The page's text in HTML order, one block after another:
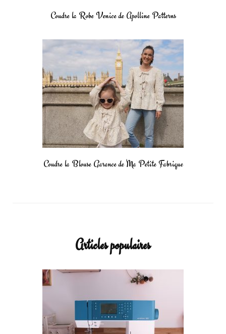
Coudre la Robe Venice de Apolline Patterns
Coudre la Blouse Garance de Ma Petite Fabrique
Articles populaires